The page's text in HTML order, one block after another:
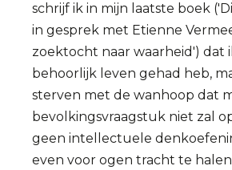
schrijf ik in mijn laatste boek
in gesprek met Etienne
zoektocht naar waarheid') dat
behoorlijk leven gehad heb,
sterven met de wanhoop dat
bevolkingsvraagstuk niet zal
geen intellectuele
even voor ogen tracht te